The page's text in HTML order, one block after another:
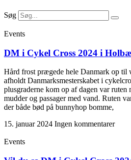
Søg
Events
DM i Cykel Cross 2024 i
Hård frost prægede hele Danmark op til
afholdt Danmarksmesterskabet i
plusgraderne kom op af dagen var ruten
mudder og passager med vand. Ruten
der både bød på bunnyhop bomme,
15. januar 2024 Ingen kommentarer
Events